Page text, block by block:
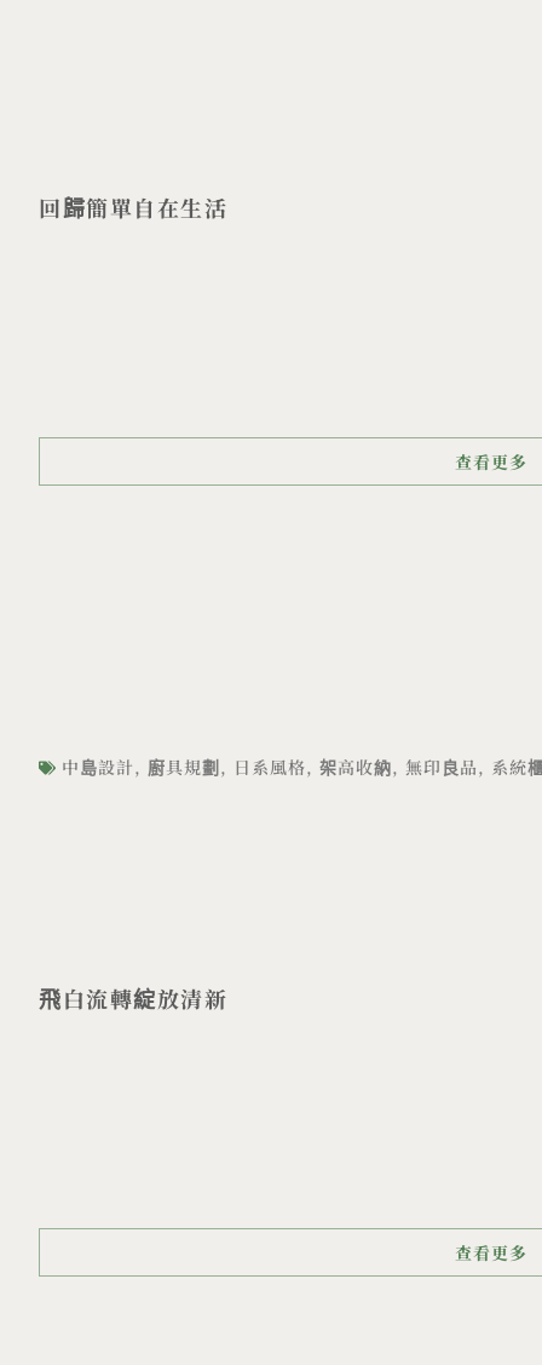
回歸簡單自在生活
查看更多
中島設計, 廚具規劃, 日系風格,架高收納, 無印良品, 系統
飛白流轉綻放清新
查看更多